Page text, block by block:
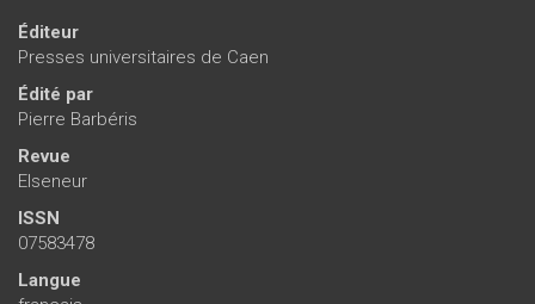
Éditeur
Presses universitaires de Caen
Édité par
Pierre Barbéris
Revue
Elseneur
ISSN
07583478
Langue